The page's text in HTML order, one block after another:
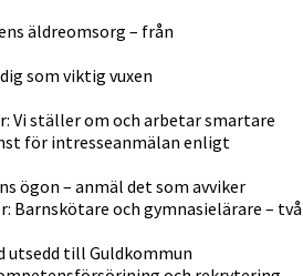
äldreomsorg – från
som viktig vuxen
Vi ställer om och arbetar smartare
för intresseanmälan enligt
ögon – anmäl det som avviker
Barnskötare och gymnasielärare – två
utsedd till Guldkommun